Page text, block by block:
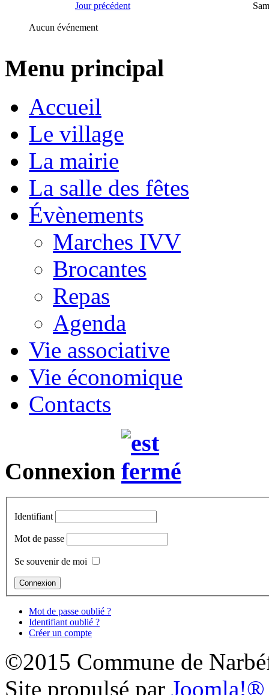
Jour précédent
Aucun événement
Menu principal
Accueil
Le village
La mairie
La salle des fêtes
Évènements
Marches IVV
Brocantes
Repas
Agenda
Vie associative
Vie économique
Contacts
Connexion
Identifiant
Mot de passe
Se souvenir de moi
Mot de passe oublié ?
Identifiant oublié ?
Créer un compte
©2015 Commune de
Site propulsé par Joomla!®